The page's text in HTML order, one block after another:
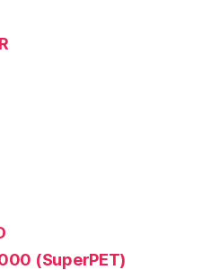
(SuperPET)